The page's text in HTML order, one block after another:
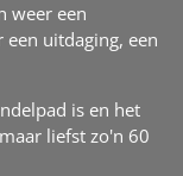
weer een
een uitdaging, een
is en het
liefst zo'n 60